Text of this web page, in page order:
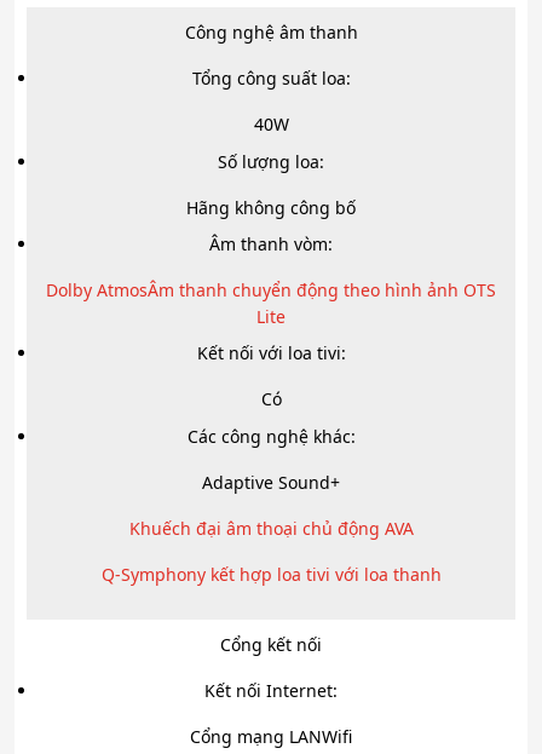
Công nghệ âm thanh
Tổng công suất loa:
40W
Số lượng loa:
Hãng không công bố
Âm thanh vòm:
Dolby AtmosÂm thanh chuyển động theo hình ảnh OTS
Lite
Kết nối với loa tivi:
Có
Các công nghệ khác:
Adaptive Sound+
Khuếch đại âm thoại chủ động AVA
Q-Symphony kết hợp loa tivi với loa thanh
Cổng kết nối
Kết nối Internet:
Cổng mạng LANWifi